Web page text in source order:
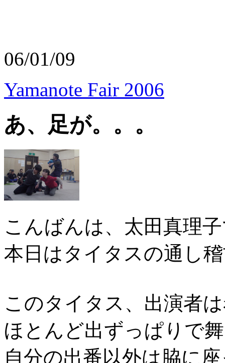
06/01/09
Yamanote Fair 2006
あ、足が。。。
こんばんは、太田真理
本日はタイタスの通し
このタイタス、出演者
ほとんど出ずっぱりで
自分の出番以外は脇に